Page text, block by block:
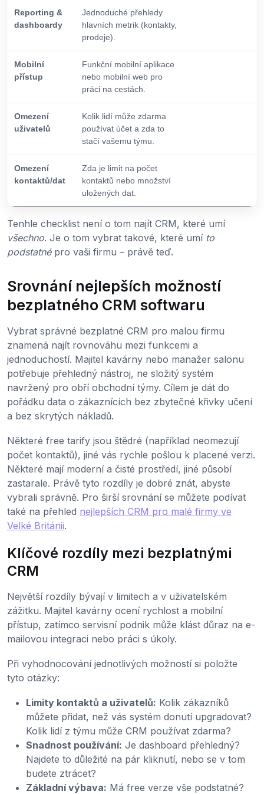
Reporting &
dashboardy
Jednoduché přehledy
hlavních metrik (kontakty,
prodeje).
Mobilní
přístup
Funkční mobilní aplikace
nebo mobilní web pro
práci na cestách.
Omezení
uživatelů
Kolik lidí může zdarma
používat účet a zda to
stačí vašemu týmu.
Omezení
kontaktů/dat
Zda je limit na počet
kontaktů nebo množství
uložených dat.
Tenhle checklist není o tom najít CRM, které umí
všechno. Je o tom vybrat takové, které umí to
podstatnépro vaši firmu – právě teď.
Srovnání nejlepších možností
bezplatného CRM softwaru
Vybrat správné bezplatné CRM pro malou firmu
znamená najít rovnováhu mezi funkcemi a
jednoduchostí. Majitel kavárny nebo manažer salonu
potřebuje přehledný nástroj, ne složitý systém
navržený pro obří obchodní týmy. Cílem je dát do
pořádku data o zákaznících bez zbytečné křivky učení
a bez skrytých nákladů.
Některé free tarify jsou štědré (například neomezují
počet kontaktů), jiné vás rychle pošlou k placené verzi.
Některé mají moderní a čisté prostředí, jiné působí
zastarale. Právě tyto rozdíly je dobré znát, abyste
vybrali správně. Pro širší srovnání se můžete podívat
také na přehled nejlepších CRM pro malé firmy ve
Velké Británii.
Klíčové rozdíly mezi bezplatnými
CRM
Největší rozdíly bývají v limitech a v uživatelském
zážitku. Majitel kavárny ocení rychlost a mobilní
přístup, zatímco servisní podnik může klást důraz na e-
mailovou integraci nebo práci s úkoly.
Při vyhodnocování jednotlivých možností si položte
tyto otázky:
Limity kontaktů a uživatelů: Kolik zákazníků
můžete přidat, než vás systém donutí upgradovat?
Kolik lidí z týmu může CRM používat zdarma?
Snadnost používání: Je dashboard přehledný?
Najdete to důležité na pár kliknutí, nebo se v tom
budete ztrácet?
Základní výbava: Má free verze vše podstatné?